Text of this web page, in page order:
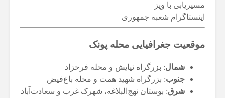
مسیریابی با ویز
اینستاگرام شعبه جمهوری
موقعیت جغرافیایی محله پونک
شمال: بزرگراه نیایش و محله فرحزاد
جنوب: بزرگراه شهید همت و محله باغ‌فیض
شرق: بوستان نهج‌البلاغه، شهرک غرب و سعادت‌آباد